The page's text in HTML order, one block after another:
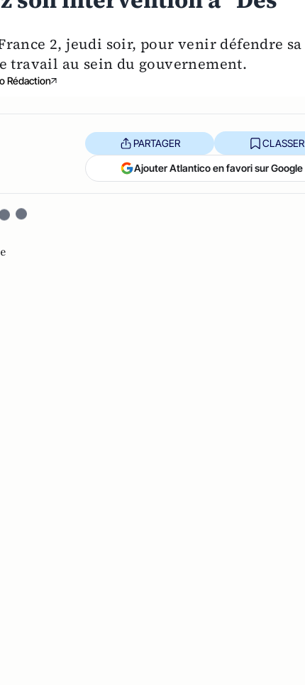
2, jeudi soir, pour venir défendre sa
travail au sein du gouvernement.
Rédaction
PARTAGER CLASSER
Ajouter Atlantico en favori sur Google